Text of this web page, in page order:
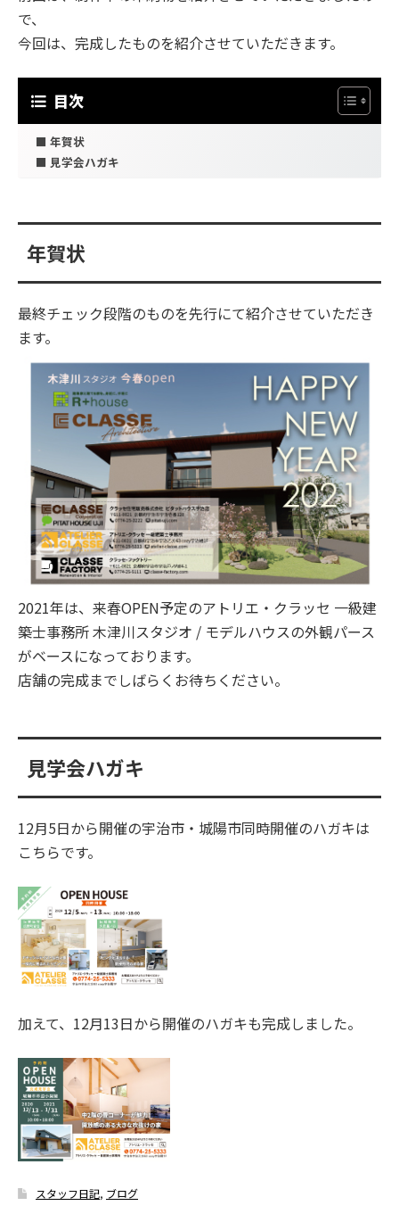
で、
今回は、完成したものを紹介させていただきます。
目次
年賀状
見学会ハガキ
年賀状
最終チェック段階のものを先行にて紹介させていただき
ます。
2021年は、来春OPEN予定のアトリエ・クラッセ 一級建
築士事務所 木津川スタジオ / モデルハウスの外観パース
がベースになっております。
店舗の完成までしばらくお待ちください。
見学会ハガキ
12月5日から開催の宇治市・城陽市同時開催のハガキは
こちらです。
加えて、12月13日から開催のハガキも完成しました。
スタッフ日記, ブログ